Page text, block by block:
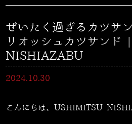
ぜいたく過ぎるカツサ
リオッシュカツサン
NISHIAZABU
2024.10.30
こんにちは、USHIMITSU